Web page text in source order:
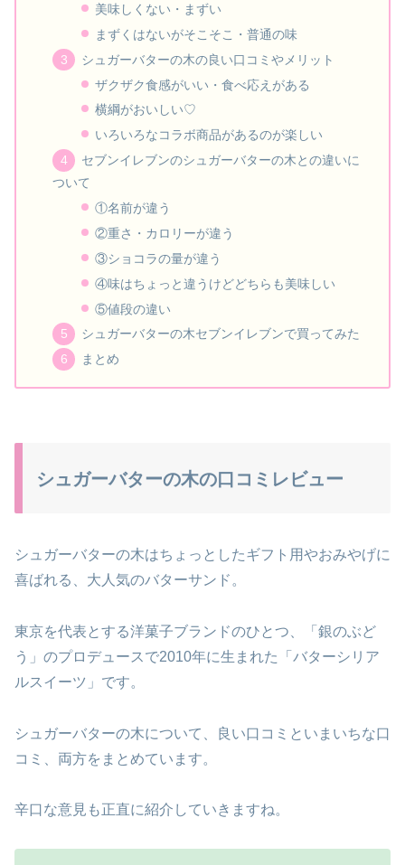
美味しくない・まずい
まずくはないがそこそこ・普通の味
シュガーバターの木の良い口コミやメリット
ザクザク食感がいい・食べ応えがある
横綱がおいしい♡
いろいろなコラボ商品があるのが楽しい
セブンイレブンのシュガーバターの木との違いに
ついて
①名前が違う
②重さ・カロリーが違う
③ショコラの量が違う
④味はちょっと違うけどどちらも美味しい
⑤値段の違い
シュガーバターの木セブンイレブンで買ってみた
まとめ
シュガーバターの木の口コミレビュー
シュガーバターの木はちょっとしたギフト用やおみやげに
喜ばれる、大人気のバターサンド。
東京を代表とする洋菓子ブランドのひとつ、「銀のぶど
う」のプロデュースで2010年に生まれた「バターシリア
ルスイーツ」です。
シュガーバターの木について、良い口コミといまいちな口
コミ、両方をまとめています。
辛口な意見も正直に紹介していきますね。